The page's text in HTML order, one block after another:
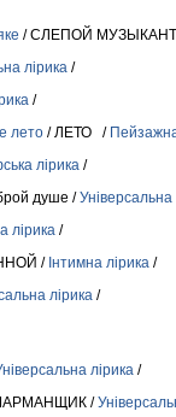
/ СЛЕПОЙ
лірика /
/
лето / ЛЕТО /
лірика /
душе /Універсальна
лірика /
/ Інтимна лірика /
лірика /
лірика /
/